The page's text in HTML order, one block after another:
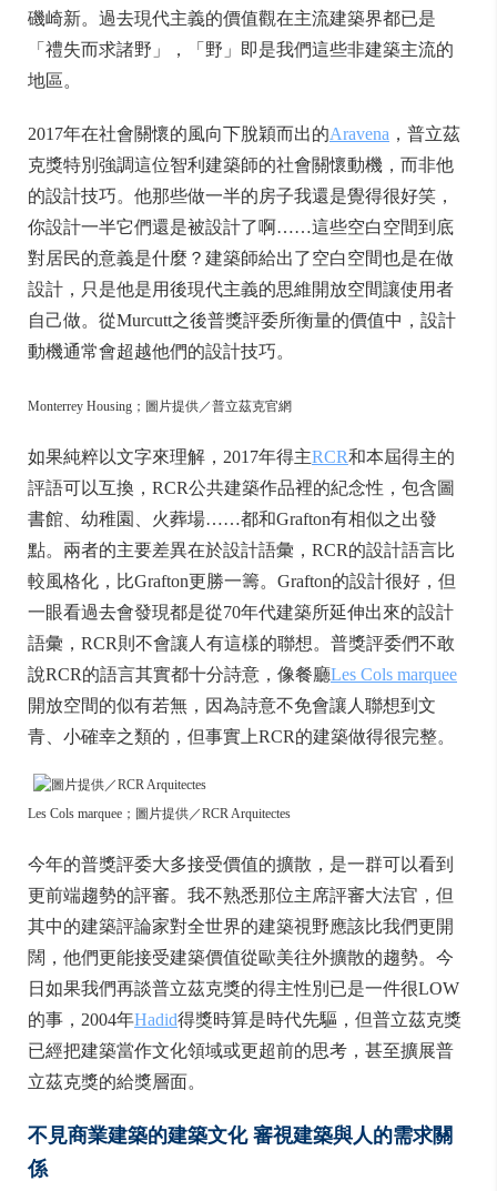
磯崎新。過去現代主義的價值觀在主流建築界都已是
「禮失而求諸野」，「野」即是我們這些非建築主流的
地區。
2017年在社會關懷的風向下脫穎而出的Aravena ，普立茲
克獎特別強調這位智利建築師的社會關懷動機，而非他
的設計技巧。他那些做一半的房子我還是覺得很好笑，
你設計一半它們還是被設計了啊……這些空白空間到底
對居民的意義是什麼？建築師給出了空白空間也是在做
設計，只是他是用後現代主義的思維開放空間讓使用者
自己做。從Murcutt之後普獎評委所衡量的價值中，設計
動機通常會超越他們的設計技巧。
Monterrey Housing；圖片提供／普立茲克官網
如果純粹以文字來理解，2017年得主RCR和本屆得主的
評語可以互換，RCR公共建築作品裡的紀念性，包含圖
書館、幼稚園、火葬場……都和Grafton有相似之出發
點。兩者的主要差異在於設計語彙，RCR的設計語言比
較風格化，比Grafton更勝一籌。Grafton的設計很好，但
一眼看過去會發現都是從70年代建築所延伸出來的設計
語彙，RCR則不會讓人有這樣的聯想。普獎評委們不敢
說RCR的語言其實都十分詩意，像餐廳Les Cols marquee
開放空間的似有若無，因為詩意不免會讓人聯想到文
青、小確幸之類的，但事實上RCR的建築做得很完整。
Les Cols marquee；圖片提供／RCR Arquitectes
今年的普獎評委大多接受價值的擴散，是一群可以看到
更前端趨勢的評審。我不熟悉那位主席評審大法官，但
其中的建築評論家對全世界的建築視野應該比我們更開
闊，他們更能接受建築價值從歐美往外擴散的趨勢。今
日如果我們再談普立茲克獎的得主性別已是一件很LOW
的事，2004年Hadid得獎時算是時代先驅，但普立茲克獎
已經把建築當作文化領域或更超前的思考，甚至擴展普
立茲克獎的給獎層面。
不見商業建築的建築文化 審視建築與人的需求關
係